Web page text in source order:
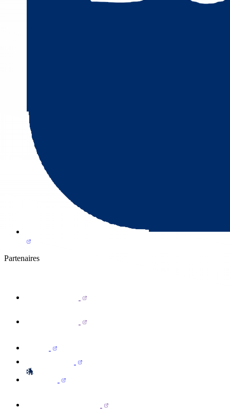
Partenaires